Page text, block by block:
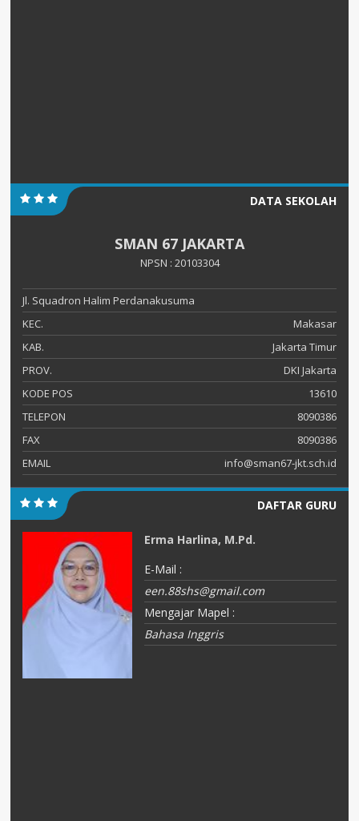
DATA SEKOLAH
SMAN 67 JAKARTA
NPSN : 20103304
Jl. Squadron Halim Perdanakusuma
KEC.
Makasar
KAB.
Jakarta Timur
PROV.
DKI Jakarta
KODE POS
13610
TELEPON
8090386
FAX
8090386
EMAIL
info@sman67-jkt.sch.id
DAFTAR GURU
Erma Harlina, M.Pd.
E-Mail :
een.88shs@gmail.com
Mengajar Mapel :
Bahasa Inggris